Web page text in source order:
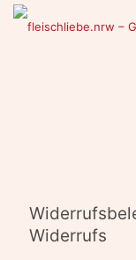
Widerrufs